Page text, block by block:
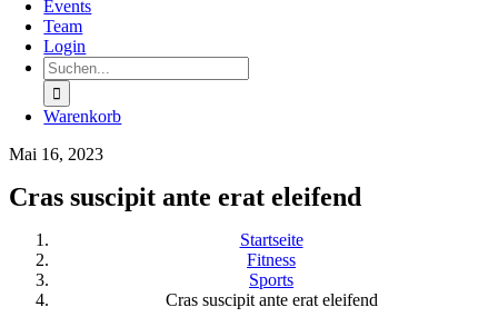
Events
Team
Login
Suche
nach:
Warenkorb
Mai 16, 2023
Cras suscipit ante erat eleifend
Startseite
Fitness
Sports
Cras suscipit ante erat eleifend